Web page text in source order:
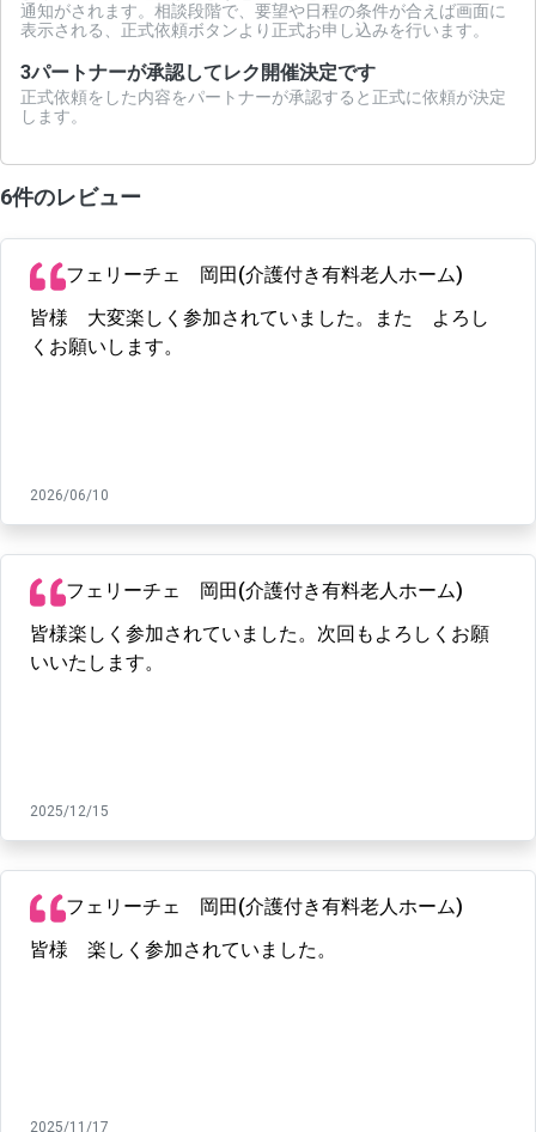
通知がされます。相談段階で、要望や日程の条件が合えば画面に
表示される、正式依頼ボタンより正式お申し込みを行います。
3パートナーが承認してレク開催決定です
正式依頼をした内容をパートナーが承認すると正式に依頼が決定
します。
6件のレビュー
フェリーチェ 岡田(介護付き有料老人ホーム)
皆様 大変楽しく参加されていました。また よろし
くお願いします。
2026/06/10
フェリーチェ 岡田(介護付き有料老人ホーム)
皆様楽しく参加されていました。次回もよろしくお願
いいたします。
2025/12/15
フェリーチェ 岡田(介護付き有料老人ホーム)
皆様 楽しく参加されていました。
2025/11/17